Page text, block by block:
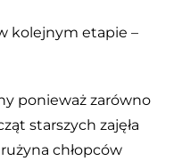
kolejnym etapie –
ponieważ zarówno
starszych zajęła
chłopców